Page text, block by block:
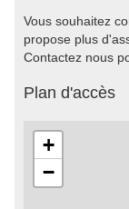
Vous souhaitez
propose plus
Contactez nous
Plan d'accès
+
−